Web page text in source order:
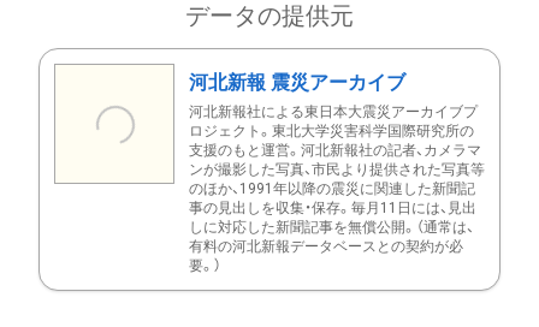
データの提供元
河北新報 震災アーカイブ
河北新報社による東日本大震災アーカイブプ
ロジェクト。東北大学災害科学国際研究所の
支援のもと運営。河北新報社の記者、カメラマ
ンが撮影した写真、市民より提供された写真等
のほか、1991年以降の震災に関連した新聞記
事の見出しを収集・保存。毎月11日には、見出
しに対応した新聞記事を無償公開。（通常は、
有料の河北新報データベースとの契約が必
要。）